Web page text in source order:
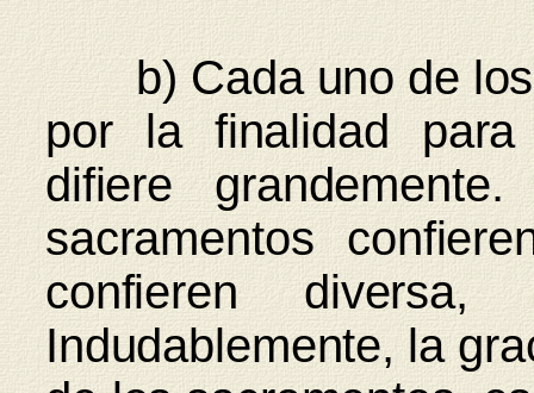
b) Cada uno de los
por la finalidad
difiere
sacramentos
confieren
Indudablemente, la